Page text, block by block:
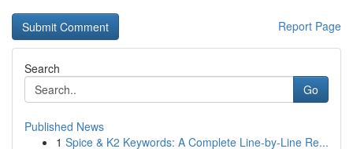
Report Page
Search
Go
Published News
1 Spice & K2 Keywords: A Complete Line-by-Line Re...